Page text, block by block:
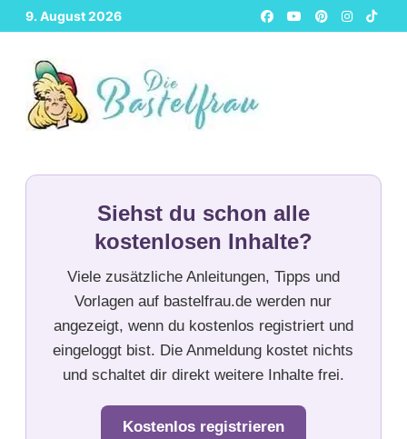
Zurück
zum
Inhalt
9. August 2026
Siehst du schon alle
kostenlosen Inhalte?
Viele zusätzliche Anleitungen, Tipps und
Vorlagen auf bastelfrau.de werden nur
angezeigt, wenn du kostenlos registriert und
eingeloggt bist. Die Anmeldung kostet nichts
und schaltet dir direkt weitere Inhalte frei.
Kostenlos registrieren